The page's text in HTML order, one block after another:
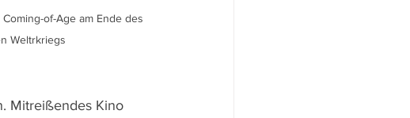
of-Age am Ende des
Weltrkriegs
Mitreißendes Kino